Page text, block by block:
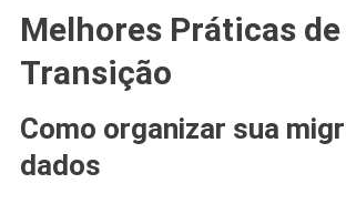
Melhores Práticas de
Transição
Como organizar sua
dados